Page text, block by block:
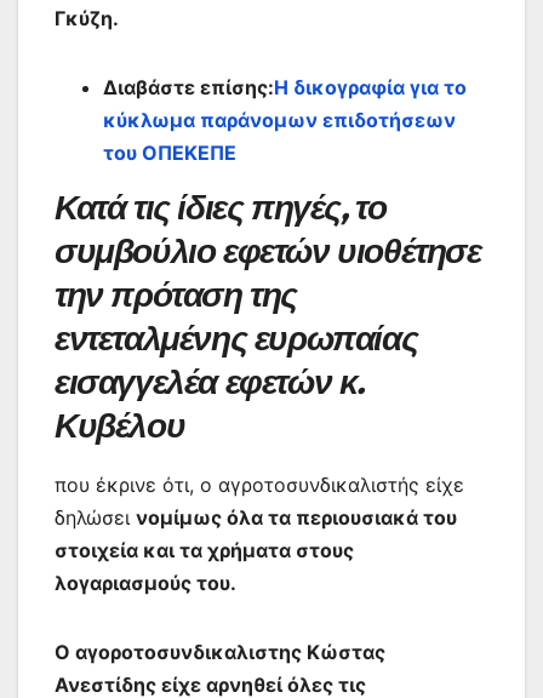
Γκύζη.
Διαβάστε επίσης:Η δικογραφία για το
κύκλωμα παράνομων επιδοτήσεων
του ΟΠΕΚΕΠΕ
Κατά τις ίδιες πηγές, το
συμβούλιο εφετών υιοθέτησε
την πρόταση της
εντεταλμένης ευρωπαίας
εισαγγελέα εφετών κ.
Κυβέλου
που έκρινε ότι, ο αγροτοσυνδικαλιστής είχε
δηλώσει νομίμως όλα τα περιουσιακά του
στοιχεία και τα χρήματα στους
λογαριασμούς του.
Ο αγοροτοσυνδικαλιστης Κώστας
Ανεστίδης είχε αρνηθεί όλες τις